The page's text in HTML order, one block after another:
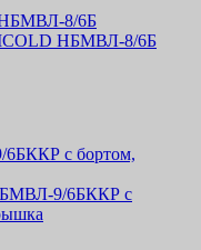
НБМВЛ-8/6Б
9/6БККР с